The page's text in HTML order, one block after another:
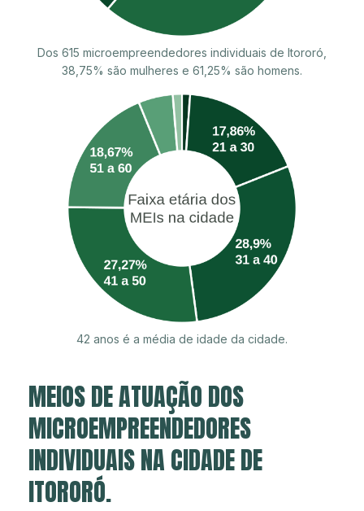
Dos 615 microempreendedores individuais de Itororó,
38,75% são mulheres e 61,25% são homens.
42 anos é a média de idade da cidade.
MEIOS DE ATUAÇÃO DOS
MICROEMPREENDEDORES
INDIVIDUAIS NA CIDADE DE
ITORORÓ.